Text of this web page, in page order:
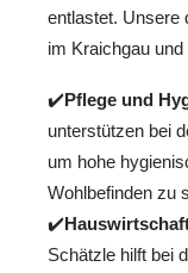
entlastet. Unsere
im Kraichgau
✔️Pflege und
unterstützen bei
um hohe
Wohlbefinden zu
✔️
Schätzle hilft bei